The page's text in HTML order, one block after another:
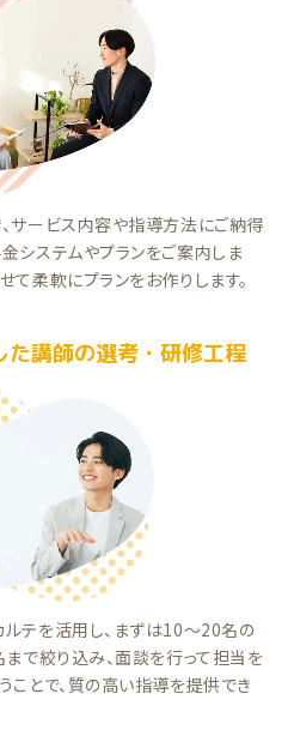
サービス内容や指導方法にご納得
システムやプランをご案内しま
て柔軟にプランをお作りします。
た講師の選考・研修工程
テを活用し、まずは10～20名の
まで絞り込み、面談を行って担当を
ことで、質の高い指導を提供でき